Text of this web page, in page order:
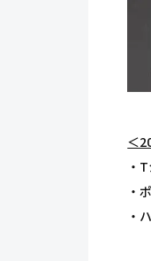
＜
・
・
・